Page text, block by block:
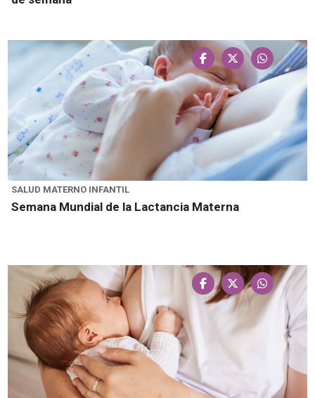
SALUD MATERNO INFANTIL
Semana Mundial de la Lactancia Materna